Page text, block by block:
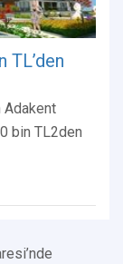
TL’den
Adakent
bin TL2den